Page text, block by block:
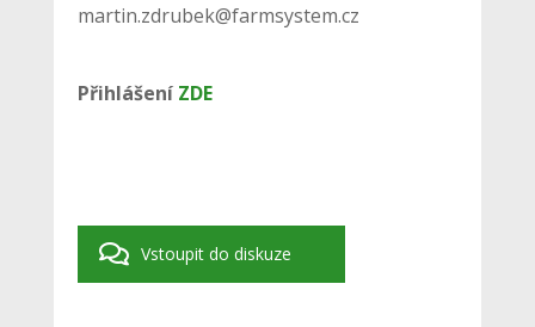
martin.zdrubek@farmsystem.cz
PřihlášeníZDE
Vstoupit do diskuze